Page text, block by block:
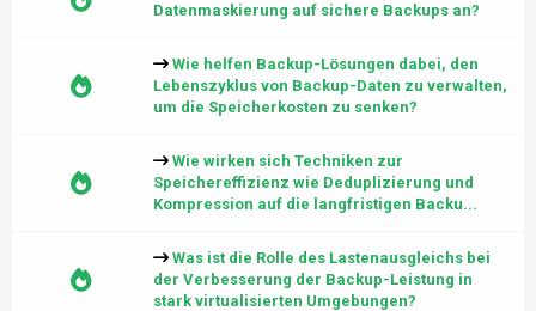
Datenmaskierung auf sichere Backups an?
Wie helfen Backup-Lösungen dabei, den
Lebenszyklus von Backup-Daten zu verwalten,
um die Speicherkosten zu senken?
Wie wirken sich Techniken zur
Speichereffizienz wie Deduplizierung und
Kompression auf die langfristigen Backu...
Was ist die Rolle des Lastenausgleichs bei
der Verbesserung der Backup-Leistung in
stark virtualisierten Umgebungen?